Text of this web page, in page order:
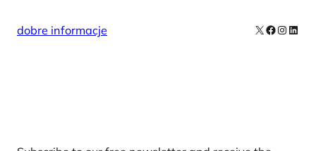
dobre informacje X Facebook